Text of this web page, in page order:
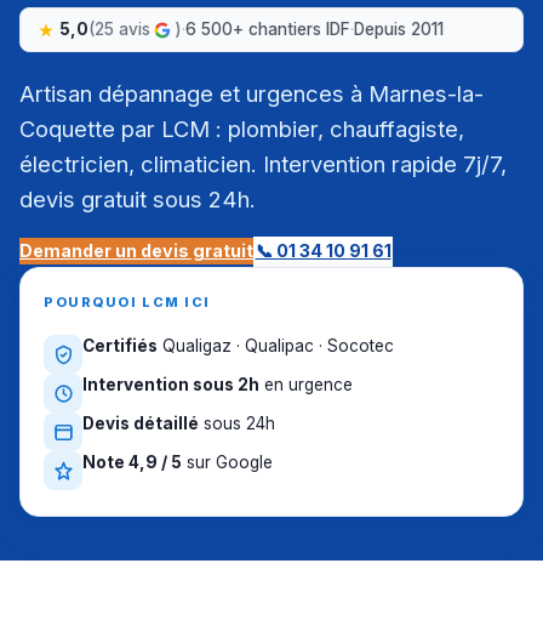
5,0(25 avis )·6 500+ chantiers IDF·Depuis 2011
Artisan dépannage et urgences à Marnes-la-
Coquette par LCM : plombier, chauffagiste,
électricien, climaticien. Intervention rapide 7j/7,
devis gratuit sous 24h.
Demander un devis gratuit📞 01 34 10 91 61
POURQUOI LCM ICI
Certifiés Qualigaz · Qualipac · Socotec
Intervention sous 2h en urgence
Devis détaillé sous 24h
Note 4,9 / 5 sur Google